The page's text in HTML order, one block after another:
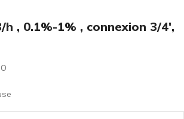
h , 0.1%-1% , connexion 3/4′,